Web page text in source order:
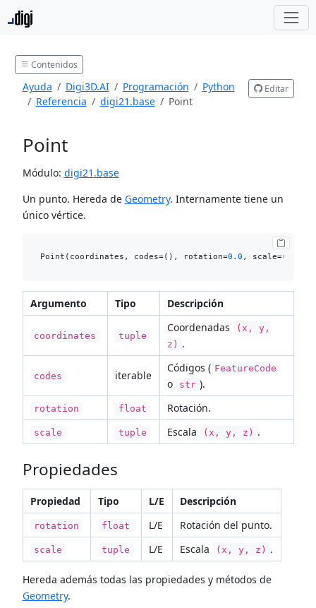
Contenidos
Ayuda Digi3D.AI Programación
Python
Referencia
digi21.base Point
Editar
Point
Módulo: digi21.base
Un punto. Hereda de Geometry. Internamente tiene un
único vértice.
Point(coordinates, codes=(), rotation=0.0 , scale=(
Argumento Tipo Descripción
coordinates tuple
Coordenadas
(x, y,
z) .
codes iterable
Códigos ( FeatureCode
o str ).
rotation float Rotación.
scale tuple Escala (x, y, z) .
Propiedades
Propiedad Tipo L/E Descripción
rotation float L/E Rotación del punto.
scale tuple L/E Escala (x, y, z) .
Hereda además todas las propiedades y métodos de
Geometry.